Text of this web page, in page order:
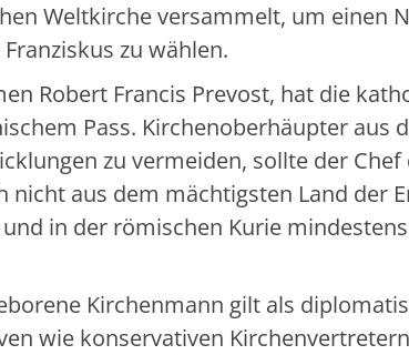
Weltkirche versammelt, um einen
zu wählen.
Robert Francis Prevost, hat die
Pass. Kirchenoberhäupter aus
zu vermeiden, sollte der
aus dem mächtigsten Land der
in der römischen Kurie
Kirchenmann gilt als
wie konservativen